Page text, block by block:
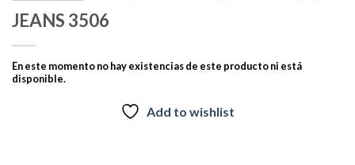
JEANS 3506
En este momento no hay existencias de este producto ni está
disponible.
Add to wishlist